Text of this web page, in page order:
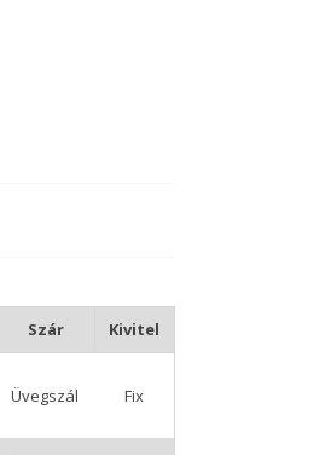
egy fül, az alsó
Szár Kivitel
Üvegszál Fix